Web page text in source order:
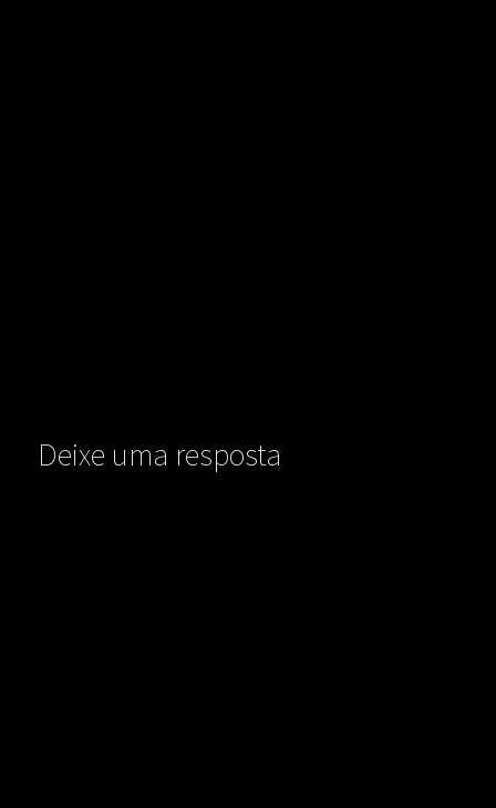
Deixe uma resposta